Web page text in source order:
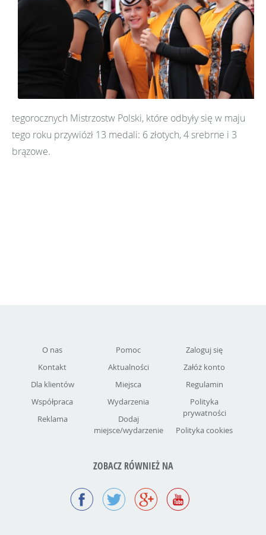
tegorocznych Mistrzostw Polski, które odbyły się w maju
tego roku przywiózł 13 medali: 6 złotych, 4 srebrne i 3
brązowe.
O nas
Kontakt
Dla klientów
Współpraca
Reklama
Pomoc
Aktualności
Miejsca
Wydarzenia
Dodaj
miejsce/wydarzenie
Zaloguj się
Załóż konto
Regulamin
Polityka
prywatności
Polityka cookies
ZOBACZ RÓWNIEŻ NA